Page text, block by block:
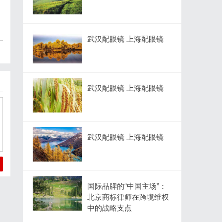
武汉配眼镜 上海配眼镜
武汉配眼镜 上海配眼镜
武汉配眼镜 上海配眼镜
国际品牌的“中国主场”：
北京商标律师在跨境维权
中的战略支点